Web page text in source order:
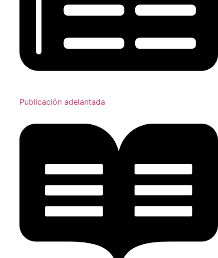
Publicación adelantada